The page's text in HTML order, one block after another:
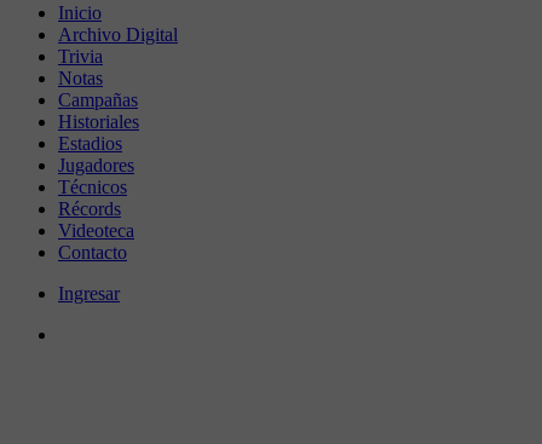
Inicio
Archivo Digital
Trivia
Notas
Campañas
Historiales
Estadios
Jugadores
Técnicos
Récords
Videoteca
Contacto
Ingresar